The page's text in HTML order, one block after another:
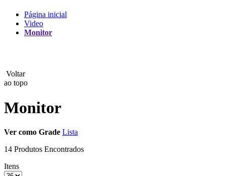
MAMEN
Nanlite
NEEWER
Página inicial
Video
Monitor
Voltar
ao topo
Monitor
Ver como Grade Lista
14 Produtos Encontrados
Itens